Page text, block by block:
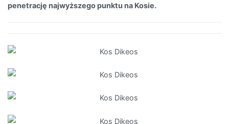
penetrację najwyższego punktu na Kosie.